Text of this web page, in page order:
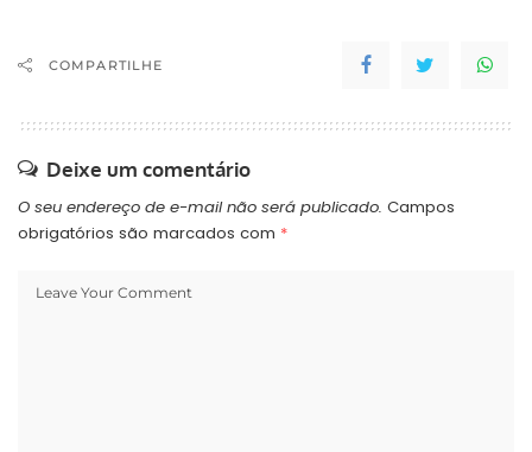
total de 5.523.029
2.470.396, compareceu
COMPARTILHE
Deixe um comentário
O seu endereço de e-mail não será publicado. Campos
obrigatórios são marcados com *